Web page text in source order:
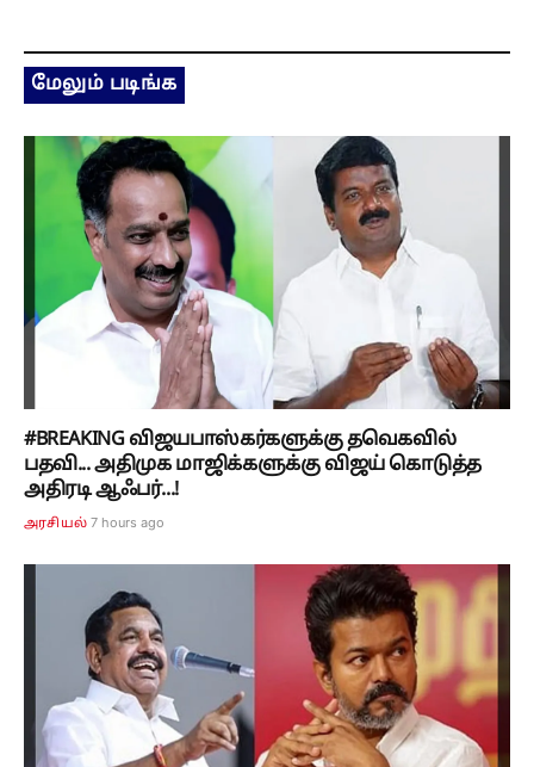
மேலும் படிங்க
#BREAKING விஜயபாஸ்கர்களுக்கு தவெகவில்
பதவி... அதிமுக மாஜிக்களுக்கு விஜய் கொடுத்த
அதிரடி ஆஃபர்...!
அரசியல் 7 hours ago